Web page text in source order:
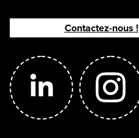
Contactez-nous !